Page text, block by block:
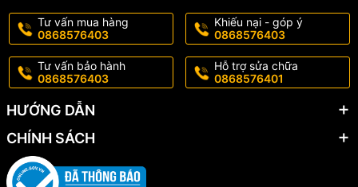
Tư vấn mua hàng
0868576403
Khiếu nại - góp ý
0868576403
Tư vấn bảo hành
0868576403
Hỗ trợ sửa chữa
0868576401
HƯỚNG DẪN
CHÍNH SÁCH